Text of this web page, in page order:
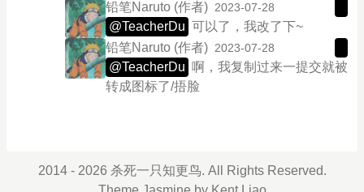
铅笔Naruto (作者) 2023-07-28
@TeacherDu 可以了，我改了下~
铅笔Naruto (作者) 2023-07-28
@TeacherDu 啊，我复制过来一提交就被
转成图标了/捂脸
2014 - 2026 杀死一只知更鸟. All Rights Reserved.